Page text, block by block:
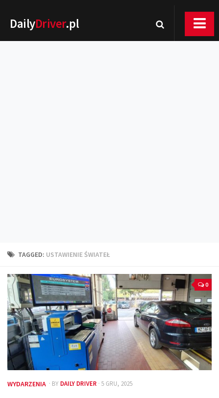
DailyDriver.pl
Technika jazdy
Kalkulatory
Przelicznik mocy
Auto z niemiec
Galerie
TAGGED: USTAWIENIE ŚWIATEŁ
0
WYDARZENIA · BY DAILY DRIVER · 5 GRU, 2025